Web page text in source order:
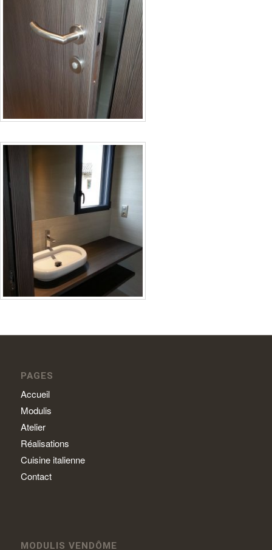
PAGES
Accueil
Modulis
Atelier
Réalisations
Cuisine italienne
Contact
MODULIS VENDÔME